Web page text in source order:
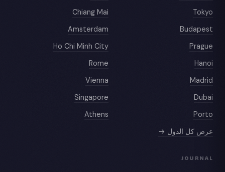
Tokyo
Chiang Mai
Budapest
Amsterdam
Prague
Ho Chi Minh City
Hanoi
Rome
Madrid
Vienna
Dubai
Singapore
Porto
Athens
عرض كل الدول →
JOURNAL